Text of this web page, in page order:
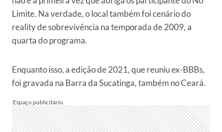
Limite. Na verdade, o local também foi cenário do
reality de sobrevivência na temporada de 2009, a
quarta do programa.
Enquanto isso, a edição de 2021, que reuniu ex-BBBs,
foi gravada na Barra da Sucatinga, também no Ceará.